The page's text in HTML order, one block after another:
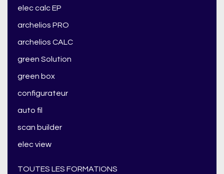
elec calc EP
archelios PRO
archelios CALC
green Solution
green box
configurateur
auto fil
scan builder
elec view
TOUTES LES FORMATIONS